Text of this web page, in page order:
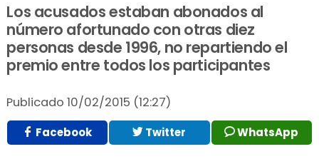
Los acusados estaban abonados al
número afortunado con otras diez
personas desde 1996, no repartiendo el
premio entre todos los participantes
Publicado 10/02/2015 (12:27)
Facebook Twitter WhatsApp